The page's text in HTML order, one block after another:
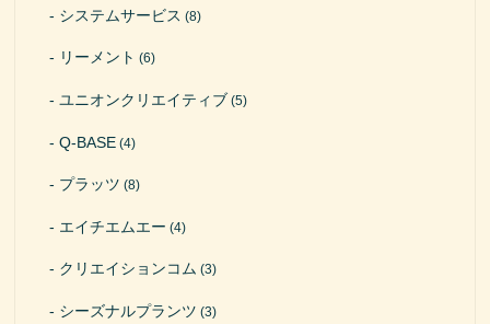
システムサービス (8)
リーメント (6)
ユニオンクリエイティブ (5)
Q-BASE (4)
プラッツ (8)
エイチエムエー (4)
クリエイションコム (3)
シーズナルプランツ (3)